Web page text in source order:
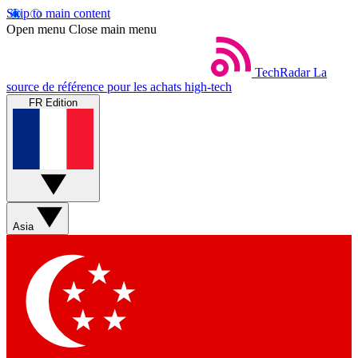
Skip to main content
Open menu Close main menu
TechRadar La
source de référence pour les achats high-tech
FR Edition
Asia